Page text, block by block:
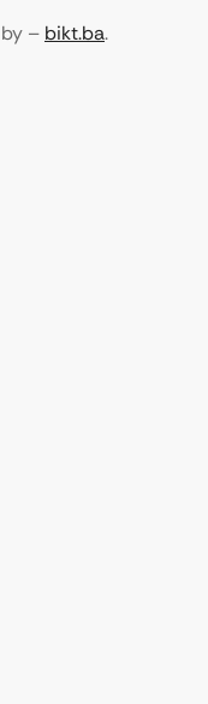
– bikt.ba.